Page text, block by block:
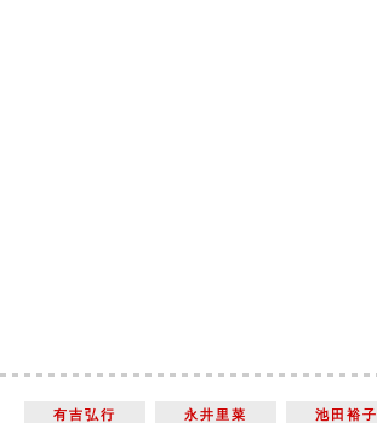
有吉弘行 永井里菜
池田裕子